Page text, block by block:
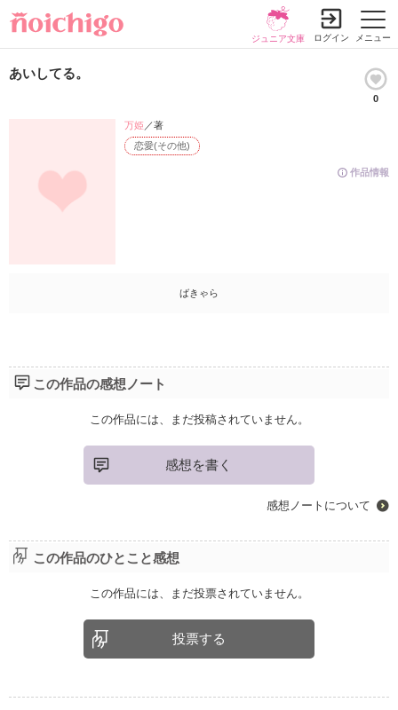
メニュー
ジュニア文庫 ログイン
あいしてる。
0
作品情報
恋愛(その他)
万姫／著
ばきゃら
この作品の感想ノート
この作品には、まだ投稿されていません。
感想を書く
感想ノートについて
この作品のひとこと感想
この作品には、まだ投票されていません。
投票する